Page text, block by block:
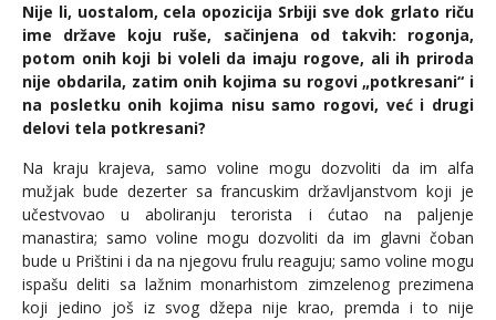
Nije li, uostalom, cela opozicija Srbiji sve dok grlato riču
ime države koju ruše, sačinjena od takvih: rogonja,
potom onih koji bi voleli da imaju rogove, ali ih priroda
nije obdarila, zatim onih kojima su rogovi „potkresani“ i
na posletku onih kojima nisu samo rogovi, već i drugi
delovi tela potkresani?
Na kraju krajeva, samo voline mogu dozvoliti da im alfa
mužjak bude dezerter sa francuskim državljanstvom koji je
učestvovao u aboliranju terorista i ćutao na paljenje
manastira; samo voline mogu dozvoliti da im glavni čoban
bude u Prištini i da na njegovu frulu reaguju; samo voline mogu
ispašu deliti sa lažnim monarhistom zimzelenog prezimena
koji jedino još iz svog džepa nije krao, premda i to nije